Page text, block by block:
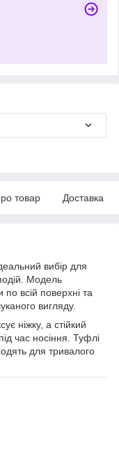
товар Доставка
вибір для
Модель
всій поверхні та
вигляду.
ніжку, а стійкий
час носіння. Туфлі
для тривалого